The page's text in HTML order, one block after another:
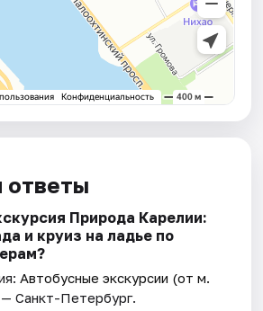
ответы
Природа Карелии:
и круиз на ладье по
Автобусные экскурсии (от м.
Санкт-Петербург.